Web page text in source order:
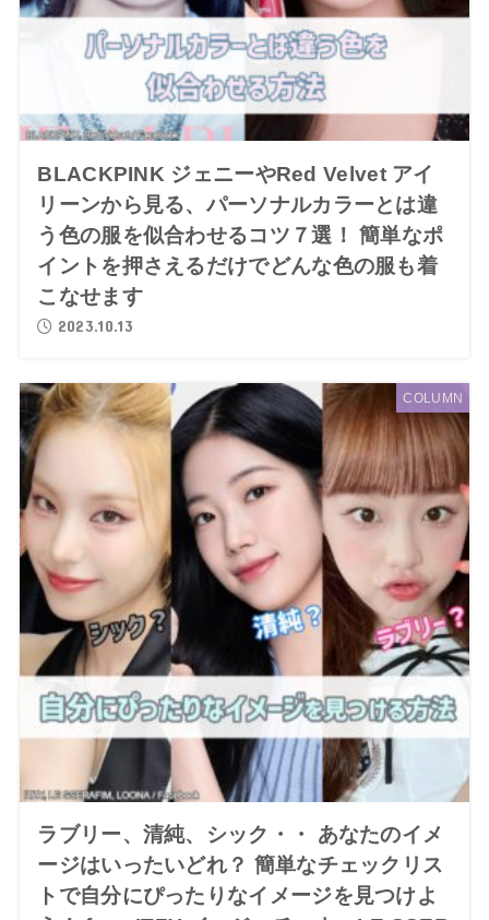
BLACKPINK ジェニーやRed Velvet アイ
リーンから見る、パーソナルカラーとは違
う色の服を似合わせるコツ７選！ 簡単なポ
イントを押さえるだけでどんな色の服も着
こなせます
2023.10.13
COLUMN
ラブリー、清純、シック・・ あなたのイメ
ージはいったいどれ？ 簡単なチェックリス
トで自分にぴったりなイメージを見つけよ